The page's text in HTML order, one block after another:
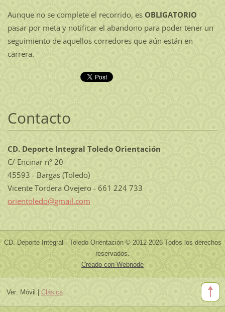
Aunque no se complete el recorrido, es OBLIGATORIO
pasar por meta y notificar el abandono para poder tener un
seguimiento de aquellos corredores que aún están en
carrera.
Contacto
CD. Deporte Integral Toledo Orientación
C/ Encinar nº 20
45593 - Bargas (Toledo)
Vicente Tordera Ovejero - 661 224 733
orientoledo@gmail.com
CD. Deporte Integral - Toledo Orientación © 2012-2026 Todos los derechos
reservados.
Creado con Webnode
Ver: Móvil Clásica